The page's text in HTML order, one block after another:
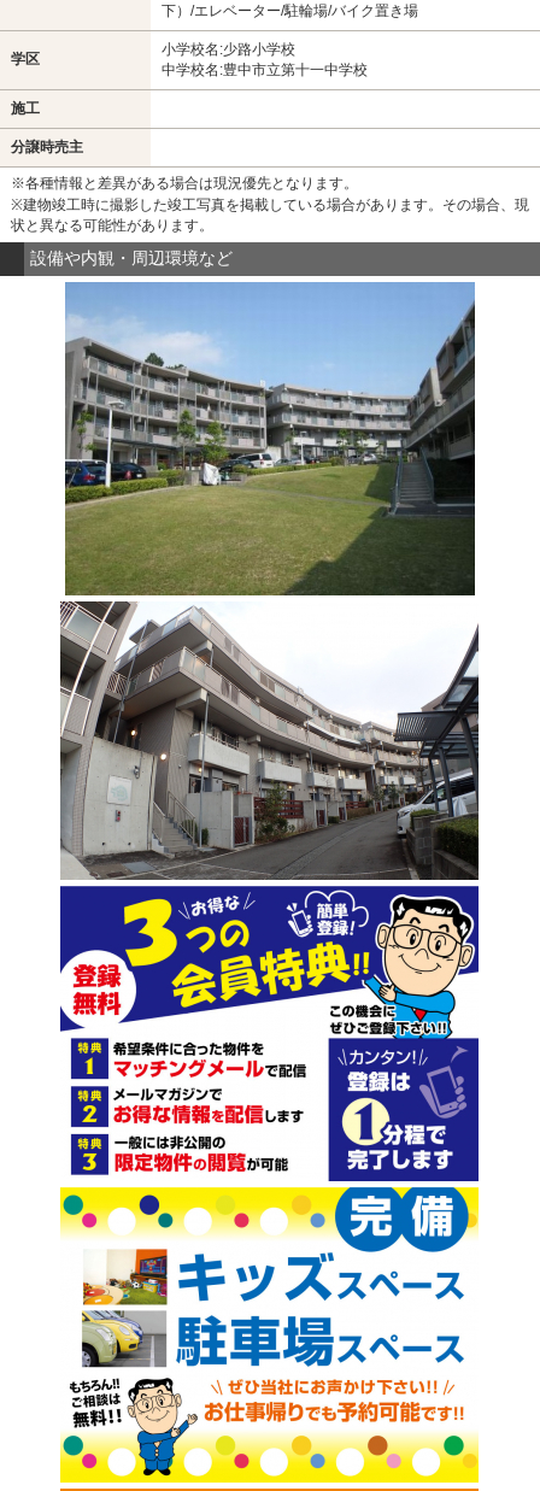
下）/エレベーター/駐輪場/バイク置き場
学区
小学校名:少路小学校
中学校名:豊中市立第十一中学校
施工
分譲時売主
※各種情報と差異がある場合は現況優先となります。
※建物竣工時に撮影した竣工写真を掲載している場合があります。その場合、現
状と異なる可能性があります。
設備や内観・周辺環境など